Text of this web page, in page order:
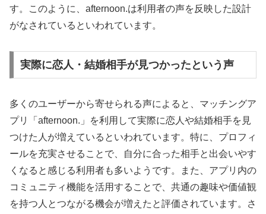
す。このように、afternoon.は利用者の声を反映した設計
がなされているといわれています。
実際に恋人・結婚相手が見つかったという声
多くのユーザーから寄せられる声によると、マッチングア
プリ「afternoon.」を利用して実際に恋人や結婚相手を見
つけた人が増えているといわれています。特に、プロフィ
ールを充実させることで、自分に合った相手と出会いやす
くなると感じる利用者も多いようです。また、アプリ内の
コミュニティ機能を活用することで、共通の趣味や価値観
を持つ人とつながる機会が増えたと評価されています。さ